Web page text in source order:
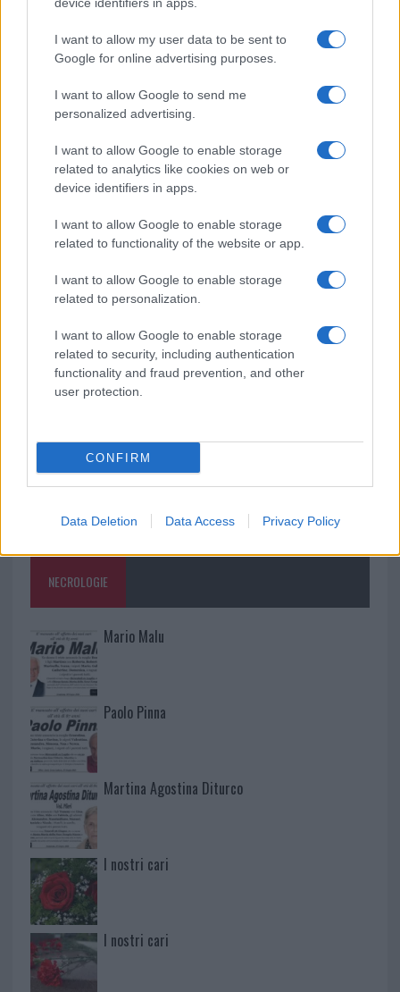
I want to allow my user data to be sent to
Google for online advertising purposes.
I want to allow Google to send me
personalized advertising.
I want to allow Google to enable storage
related to analytics like cookies on web or
device identifiers in apps.
I want to allow Google to enable storage
related to functionality of the website or app.
I want to allow Google to enable storage
related to personalization.
I want to allow Google to enable storage
related to security, including authentication
functionality and fraud prevention, and other
user protection.
CONFIRM
Data Deletion Data Access Privacy Policy
Calangianus, dopo le polemiche il centro
accoglienza minori chiude
Olbia, divieto di sosta contro spaccio e degrado:
esplode la protesta
Pausa caffè impeccabile: come scegliere la
soluzione ideale per la casa e l’ufficio
Monte Pino, la fine di un lungo dolore: storia e
rinascita della strada che segnò la Gallura
Raid nelle campagne di Berchidda, rischio per
la rete elettrica
NECROLOGIE
Mario Malu
Paolo Pinna
Martina Agostina Diturco
I nostri cari
I nostri cari